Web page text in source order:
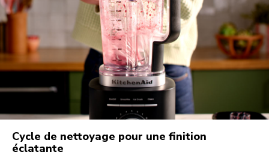
Cycle de nettoyage pour une finition
éclatante